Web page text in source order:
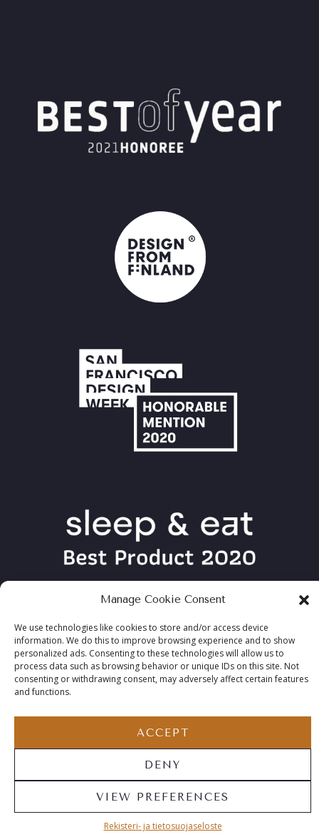
Manage Cookie Consent
We use technologies like cookies to store and/or access device
information. We do this to improve browsing experience and to show
personalized ads. Consenting to these technologies will allow us to
process data such as browsing behavior or unique IDs on this site. Not
consenting or withdrawing consent, may adversely affect certain features
and functions.
ACCEPT
DENY
VIEW PREFERENCES
Rekisteri- ja tietosuoja­seloste
COPYRIGHT ©2026 TABLEBED, ALL RIGHTS RESERVED